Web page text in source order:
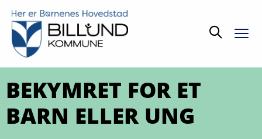
Søg
BEKYMRET FOR ET
BARN ELLER UNG